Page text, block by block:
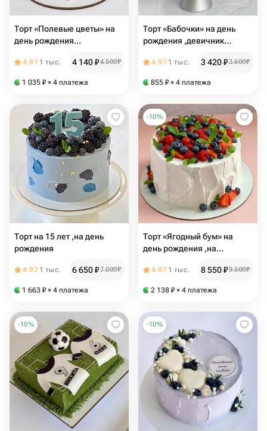
Торт «Полевые цветы» на
день рождения
,сестре,подруге
4.97 1 тыс. 4 140₽4 500₽
1 035 ₽ × 4 платежа
Торт «Бабочки» на день
рождения ,девичник
4.97 1 тыс. 3 420₽3 600₽
855 ₽ × 4 платежа
Торт на 15 лет ,на день
рождения
4.97 1 тыс. 6 650₽7 000₽
1 663 ₽ × 4 платежа
-10%
Торт «Ягодный бум» на
день рождения ,на
юбилей
4.97 1 тыс. 8 550₽9 500₽
2 138 ₽ × 4 платежа
-10% -10%